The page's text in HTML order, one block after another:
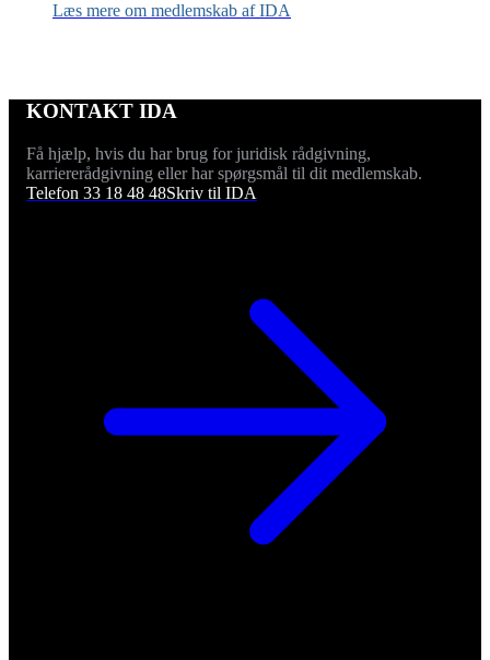
Læs mere om medlemskab af IDA
KONTAKT IDA
Få hjælp, hvis du har brug for juridisk rådgivning,
karriererådgivning eller har spørgsmål til dit medlemskab.
Telefon 33 18 48 48Skriv til IDA